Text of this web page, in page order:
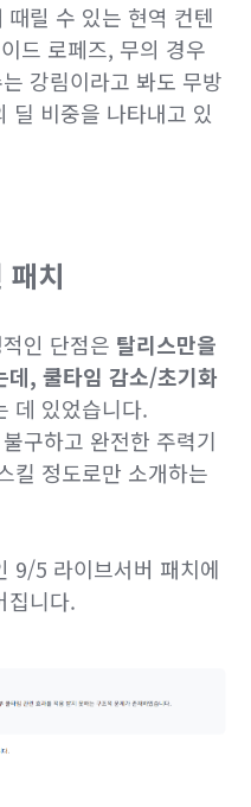
릴 수 있는 현역 컨텐
드 로페즈, 무의 경우
강림이라고 봐도 무방
딜 비중을 나타내고 있
패치
인 단점은 탈리스만을
데, 쿨타임 감소/초기화
데 있었습니다.
구하고 완전한 주력기
킬 정도로만 소개하는
9/5 라이브서버 패치에
집니다.